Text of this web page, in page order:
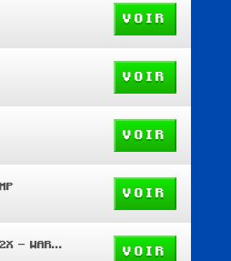
VOIR
VOIR
VOIR
VOIR
PUREBDCRAFT 32X - WAR EDIT
VOIR